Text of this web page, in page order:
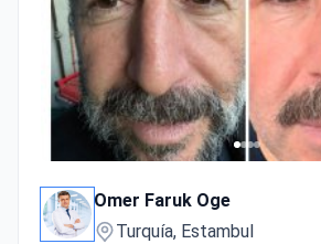
Omer Faruk Oge
Turquía, Estambul